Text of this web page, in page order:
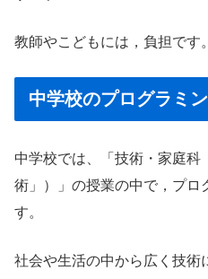
教師やこどもには，負担です。
中学校のプログラミ
中学校では、「技術・家庭科
術」）」の授業の中で，プロ
す。
社会や生活の中から広く技術